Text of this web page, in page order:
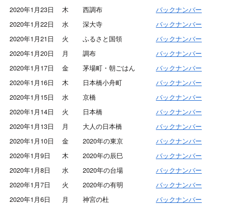
2020年1月23日
木 西調布
バックナンバー
2020年1月22日
水 深大寺
バックナンバー
2020年1月21日
火 ふるさと国領
バックナンバー
2020年1月20日
月 調布
バックナンバー
2020年1月17日
金 茅場町・朝ごはん
バックナンバー
2020年1月16日
木 日本橋小舟町
バックナンバー
2020年1月15日
水 京橋
バックナンバー
2020年1月14日
火 日本橋
バックナンバー
2020年1月13日
月 大人の日本橋
バックナンバー
2020年1月10日
金 2020年の東京
バックナンバー
2020年1月9日
木 2020年の辰巳
バックナンバー
2020年1月8日
水 2020年の台場
バックナンバー
2020年1月7日
火 2020年の有明
バックナンバー
2020年1月6日
月 神宮の杜 バックナンバー